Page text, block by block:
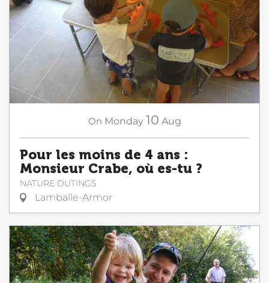
On Monday 10 Aug
Pour les moins de 4 ans :
Monsieur Crabe, où es-tu ?
NATURE OUTINGS
Lamballe-Armor